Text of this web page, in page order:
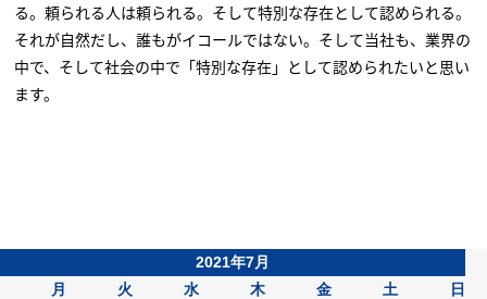
る。頼られる人は頼られる。そして特別な存在として認められる。
それが自然だし、誰もがイコールではない。そして当社も、業界の
中で、そして社会の中で「特別な存在」として認められたいと思い
ます。
2021年7月
月
火 水 木 金 土 日